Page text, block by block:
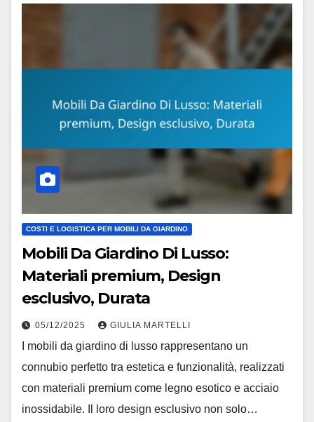
COSTI E LOGISTICA PER MOBILI DA GIARDINO
Mobili Da Giardino Di Lusso:
Materiali premium, Design
esclusivo, Durata
05/12/2025 GIULIA MARTELLI
I mobili da giardino di lusso rappresentano un
connubio perfetto tra estetica e funzionalità, realizzati
con materiali premium come legno esotico e acciaio
inossidabile. Il loro design esclusivo non solo…